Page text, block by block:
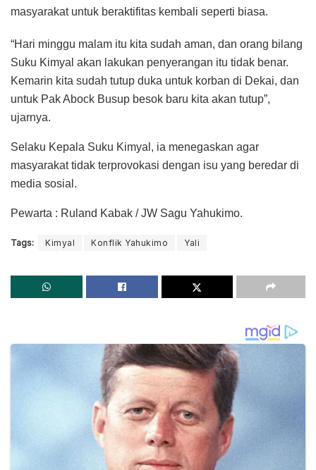
masyarakat untuk beraktifitas kembali seperti biasa.
“Hari minggu malam itu kita sudah aman, dan orang bilang
Suku Kimyal akan lakukan penyerangan itu tidak benar.
Kemarin kita sudah tutup duka untuk korban di Dekai, dan
untuk Pak Abock Busup besok baru kita akan tutup”,
ujarnya.
Selaku Kepala Suku Kimyal, ia menegaskan agar
masyarakat tidak terprovokasi dengan isu yang beredar di
media sosial.
Pewarta : Ruland Kabak / JW Sagu Yahukimo.
Tags: Kimyal Konflik Yahukimo Yali